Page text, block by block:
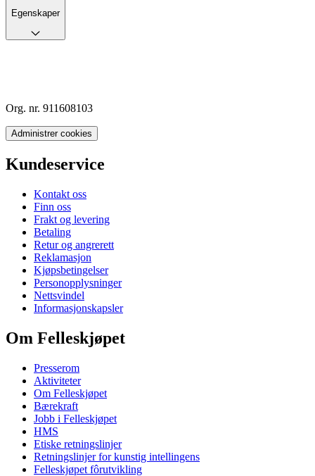
Egenskaper
Org. nr. 911608103
Administrer cookies
Kundeservice
Kontakt oss
Finn oss
Frakt og levering
Betaling
Retur og angrerett
Reklamasjon
Kjøpsbetingelser
Personopplysninger
Nettsvindel
Informasjonskapsler
Om Felleskjøpet
Presserom
Aktiviteter
Om Felleskjøpet
Bærekraft
Jobb i Felleskjøpet
HMS
Etiske retningslinjer
Retningslinjer for kunstig intellingens
Felleskjøpet fôrutvikling